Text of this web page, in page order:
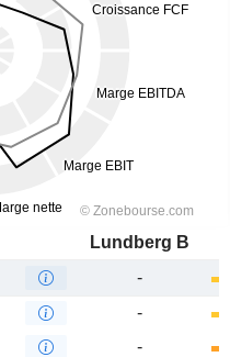
Lundberg B
-
-
-